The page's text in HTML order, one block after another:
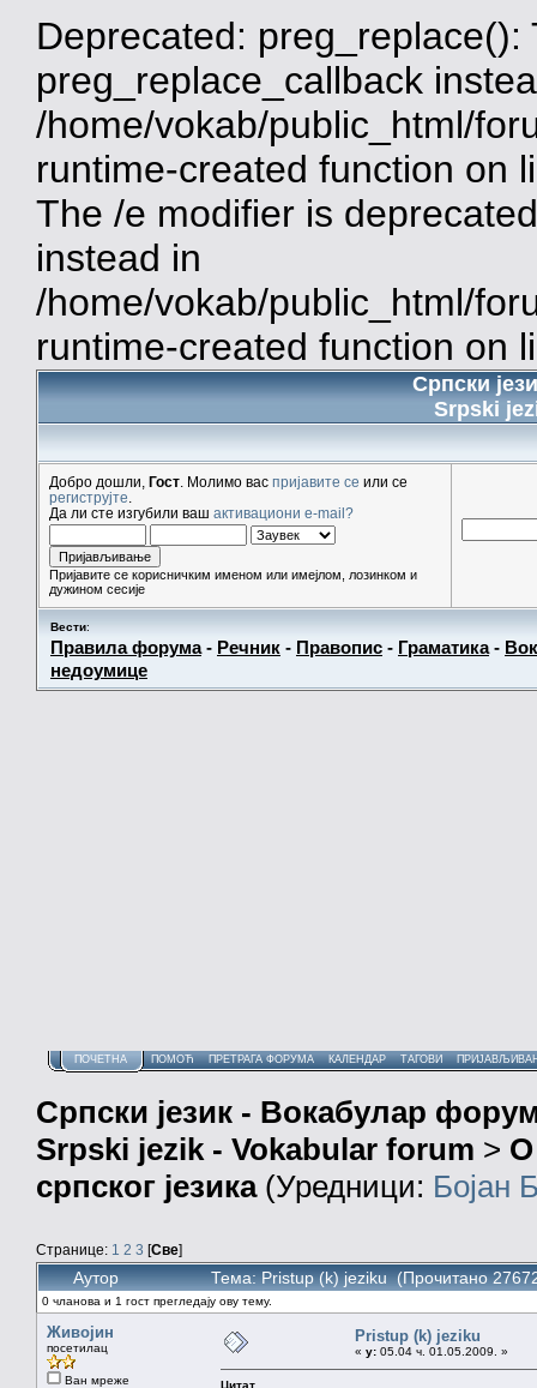
Deprecated:
preg_replace_callback
/home/vokab/public_html/
runtime-created function on
The /e modifier is
instead in
/home/vokab/public_html/
runtime-created function on
Српски
Srpski
Добро дошли, Гост . Молимо вас пријавите се или се
региструјте
Да ли сте изгубили ваш активациони e-mail?
Пријавите се корисничким именом или имејлом, лозинком и
дужином сесије
Вести:
Правила форума- Речник - Правопис - Граматика-
недоумице
ПОЧЕТНА ПОМОЋ ПРЕТРАГА ФОРУМА КАЛЕНДАР ТАГОВИ
Српски језик - Вокабулар
Srpski jezik - Vokabular forum > О
српског језика(Уредници: Бојан
Странице: 1 2 3 [Све]
Аутор Тема: Pristup (k) jeziku (Прочитано
0 чланова и 1 гост прегледају ову тему.
Живојин
посетилац
Ван мреже
Pristup (k) jeziku
« у: 05.04 ч. 01.05.2009. »
Цитат